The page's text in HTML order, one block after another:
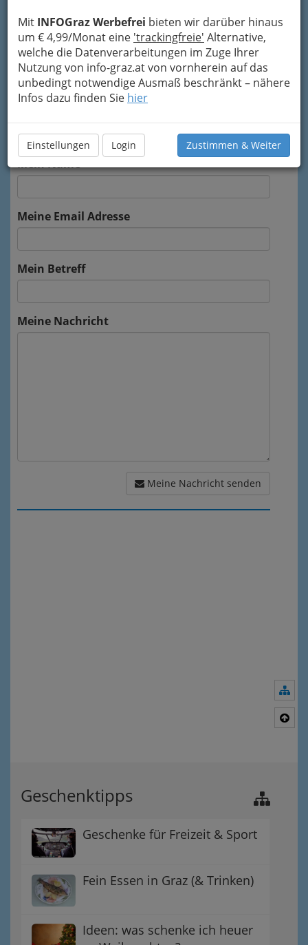
Mit INFOGraz Werbefrei bieten wir darüber hinaus
um € 4,99/Monat eine 'trackingfreie' Alternative,
welche die Datenverarbeitungen im Zuge Ihrer
Nutzung von info-graz.at von vornherein auf das
unbedingt notwendige Ausmaß beschränkt – nähere
Infos dazu finden Sie hier
Einstellungen Login Zustimmen & Weiter
Kontaktaufnahme
Um die Info-Graz Firmenvor Spam-Mails zu
bewahren , verwenden wir an dieser Stelle zur
Übermittlung Ihrer Nachricht ein sicheres
Absenden umgehend per Mail an das
Unternehmen OBI weitergeleitet.
Mein Name
Meine Email Adresse
Mein Betreff
Meine Nachricht
Meine Nachricht senden
Geschenktipps
Geschenke für Freizeit & Sport
Fein Essen in Graz (& Trinken)
Ideen: was schenke ich heuer